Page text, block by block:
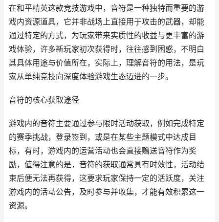
在和平精英这款竞技游戏中，音符是一种独特而重要的游
戏内资源道具，它并非战场上直接用于攻击的武器，却能
通过特定的方式，为玩家带来实质性的收益与更丰富的游
戏体验，许多新玩家初次获得时，往往感到困惑，不明白
其具体用途与价值所在，实际上，理解音符的用法，是玩
家从单纯竞技向深度体验游戏生态迈进的一步。
音符的核心获取途径
游戏内的音符主要通过参与限时活动获取，例如完成特定
的赛季挑战，登录签到，或是在某些主题模式中达成目
标，有时，游戏内的运营活动也会直接赠送音符作为奖
励，值得注意的是，音符的获取通常具有时效性，活动结
束后便无法再获得，这要求玩家保持一定的活跃度，关注
游戏内的活动公告，及时参与并收集，才能有效积累这一
资源。